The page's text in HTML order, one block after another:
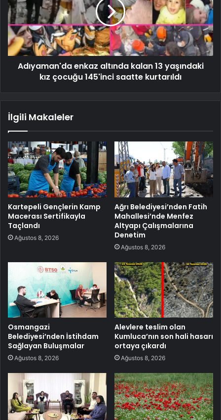
Adıyaman'da enkaz altında kalan 13 yaşındaki
kız çocuğu 145'inci saatte kurtarıldı
İlgili Makaleler
Kartepeli Gençlerin Kamp
Macerası Sertifikayla
Taçlandı
Ağustos 8, 2026
Ağrı Belediyesi’nden Fatih
Mahallesi’nde Menfez
Altyapı Çalışmalarına
Denetim
Ağustos 8, 2026
Osmangazi
Belediyesi’nden İstihdam
Sağlayan Buluşmalar
Ağustos 8, 2026
Alevlere teslim olan
Kumluca’nın son hali hasarı
ortaya çıkardı
Ağustos 8, 2026